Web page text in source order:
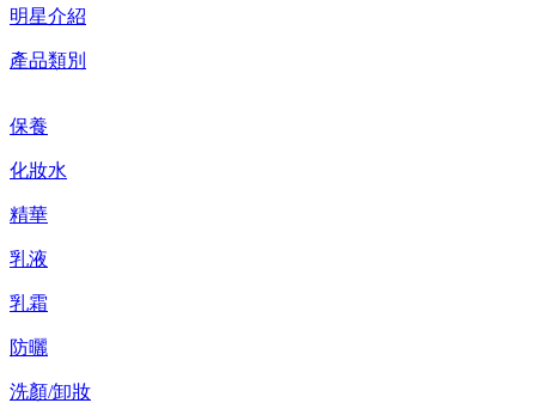
明星介紹
產品類別
保養
化妝水
精華
乳液
乳霜
防曬
洗顏/卸妝